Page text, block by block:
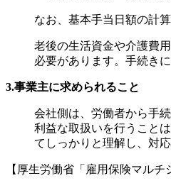
なお、基本手当日額の計
老後の生活資金や介護費
必要があります。手続き
3.事業主に求められること
会社側は、労働者から手
利益な取扱いを行うこと
てしっかりと理解し、対
【厚生労働省「雇用保険マル